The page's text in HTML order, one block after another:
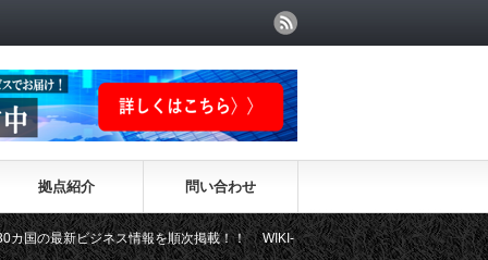
拠点紹介 問い合わせ
ネス情報を順次掲載！！ WIKI-INVESTMENTはこちらから！